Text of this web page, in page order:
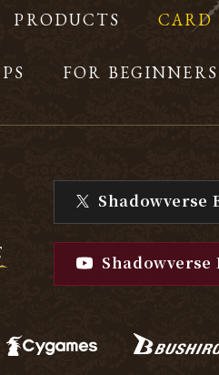
PRODUCTS CARD
FOR BEGINNERS
Shadowverse